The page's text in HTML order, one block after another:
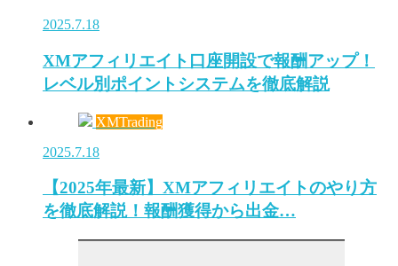
2025.7.18
XMアフィリエイト口座開設で報酬アップ！
レベル別ポイントシステムを徹底解説
XMTrading
2025.7.18
【2025年最新】XMアフィリエイトのやり方
を徹底解説！報酬獲得から出金…